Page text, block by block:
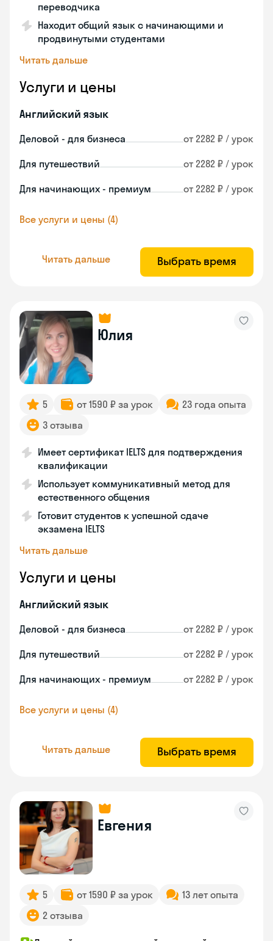
переводчика
Находит общий язык с начинающими и
продвинутыми студентами
Читать дальше
Услуги и цены
Английский язык
Деловой - для бизнеса от 2282 ₽ / урок
Для путешествий от 2282 ₽ / урок
Для начинающих - премиум от 2282 ₽ / урок
Все услуги и цены (4)
Читать дальше Выбрать время
Юлия
5 от 1590 ₽ за урок
23 года опыта
3 отзыва
Имеет сертификат IELTS для подтверждения
квалификации
Использует коммуникативный метод для
естественного общения
Готовит студентов к успешной сдаче
экзамена IELTS
Читать дальше
Услуги и цены
Английский язык
Деловой - для бизнеса от 2282 ₽ / урок
Для путешествий от 2282 ₽ / урок
Для начинающих - премиум от 2282 ₽ / урок
Все услуги и цены (4)
Читать дальше Выбрать время
Евгения
5 от 1590 ₽ за урок
13 лет опыта
2 отзыва